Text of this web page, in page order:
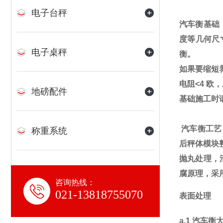
电子台秤
电子桌秤
地磅配件
称重系统
咨询热线：
021-13818755070
汽车衡基础
度等几何尺
衡。
如果要缩短
电阻<4 欧
基础施工时
汽车衡工
后秤体模块
抛丸处理，
腐原理，采
表面处理
a.1 汽车衡